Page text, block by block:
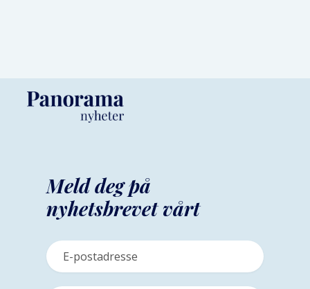
Meld deg på
nyhetsbrevet vårt